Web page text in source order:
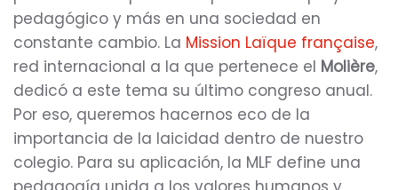
pedagógico y más en una sociedad en
constante cambio. La Mission Laïque française,
red internacional a la que pertenece el Molière,
dedicó a este tema su último congreso anual.
Por eso, queremos hacernos eco de la
importancia de la laicidad dentro de nuestro
colegio. Para su aplicación, la MLF define una